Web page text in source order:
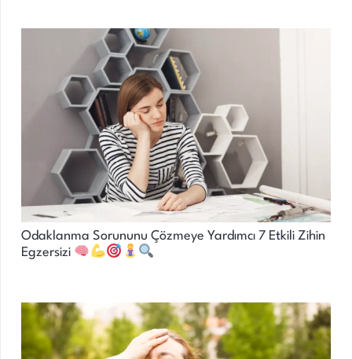
Odaklanma Sorununu Çözmeye Yardımcı 7 Etkili Zihin
Egzersizi